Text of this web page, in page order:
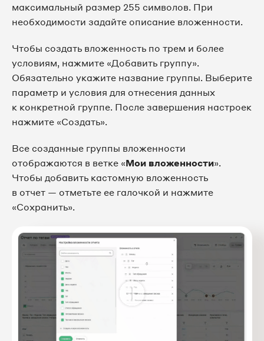
максимальный размер 255 символов. При
необходимости задайте описание вложенности.
Чтобы создать вложенность по трем и более
условиям, нажмите «Добавить группу».
Обязательно укажите название группы. Выберите
параметр и условия для отнесения данных
к конкретной группе. После завершения настроек
нажмите «Создать».
Все созданные группы вложенности
отображаются в ветке «Мои вложенности».
Чтобы добавить кастомную вложенность
в отчет — отметьте ее галочкой и нажмите
«Сохранить».